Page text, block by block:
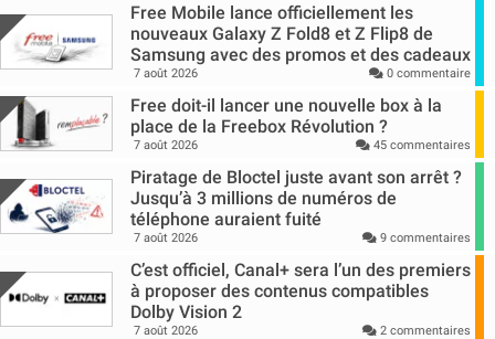
Free Mobile lance officiellement les
nouveaux Galaxy Z Fold8 et Z Flip8 de
Samsung avec des promos et des cadeaux
7 août 2026 0 commentaire
Free doit-il lancer une nouvelle box à la
place de la Freebox Révolution ?
7 août 2026 45 commentaires
Piratage de Bloctel juste avant son arrêt ?
Jusqu’à 3 millions de numéros de
téléphone auraient fuité
7 août 2026 9 commentaires
C’est officiel, Canal+ sera l’un des premiers
à proposer des contenus compatibles
Dolby Vision 2
7 août 2026 2 commentaires